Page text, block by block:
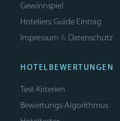
Gewinnspiel
Hoteliers: Guide Eintrag
Impressum & Datenschutz
HOTELBEWERTUNGEN
Test-Kriterien
Bewertungs-Algorithmus